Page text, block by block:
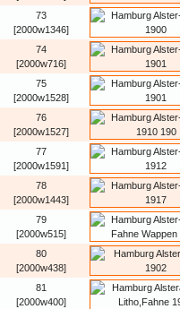
73
[2000w1346]
74
[2000w716]
75
[2000w1528]
76
[2000w1527]
77
[2000w1591]
78
[2000w1443]
79
[2000w515]
80
[2000w438]
81
[2000w400]